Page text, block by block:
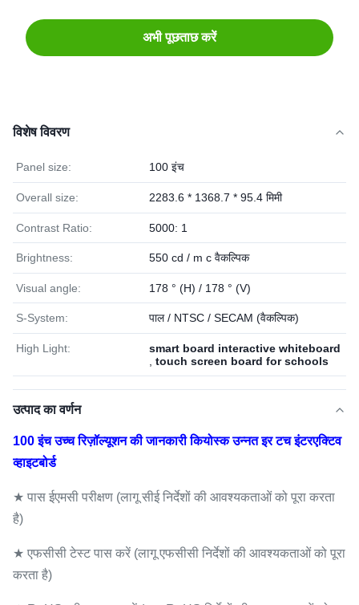
अभी पूछताछ करें
विशेष विवरण
Panel size: 100 इंच
Overall size: 2283.6 * 1368.7 * 95.4 मिमी
Contrast Ratio: 5000: 1
Brightness: 550 cd / m c वैकल्पिक
Visual angle: 178 ° (H) / 178 ° (V)
S-System: पाल / NTSC / SECAM (वैकल्पिक)
High Light:
smart board interactive whiteboard
touch screen board for schools
उत्पाद का वर्णन
100 इंच उच्च रिज़ॉल्यूशन की जानकारी कियोस्क उन्नत इर टच इंटरएक्टिव
व्हाइटबोर्ड
★ पास ईएमसी परीक्षण (लागू सीई निर्देशों की आवश्यकताओं को पूरा करता
है)
★ एफसीसी टेस्ट पास करें (लागू एफसीसी निर्देशों की आवश्यकताओं को पूरा
करता है)